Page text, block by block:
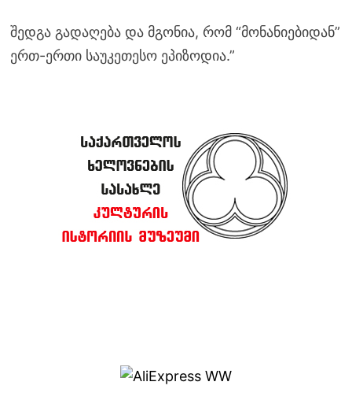
შედგა გადაღება და მგონია, რომ “მონანიებიდან”
ერთ-ერთი საუკეთესო ეპიზოდია.”